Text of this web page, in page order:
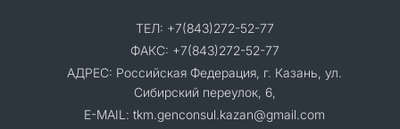
ТЕЛ: +7(843)272-52-77
ФАКС: +7(843)272-52-77
АДРЕС: Российская Федерация, г. Казань, ул.
Сибирский переулок, 6,
E-MAIL: tkm.genconsul.kazan@gmail.com